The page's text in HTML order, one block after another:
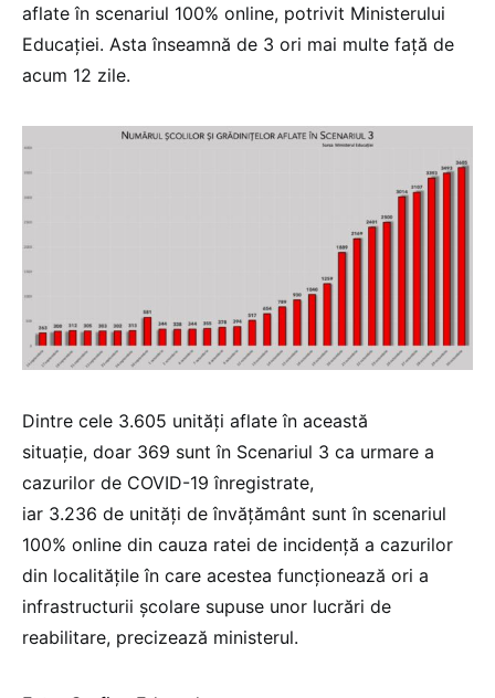
aflate în scenariul 100% online, potrivit Ministerului
Educației. Asta înseamnă de 3 ori mai multe față de
acum 12 zile.
Dintre cele 3.605 unități aflate în această
situație, doar 369 sunt în Scenariul 3 ca urmare a
cazurilor de COVID-19 înregistrate,
iar 3.236 de unități de învățământ sunt în scenariul
100% online din cauza ratei de incidență a cazurilor
din localitățile în care acestea funcționează ori a
infrastructurii școlare supuse unor lucrări de
reabilitare, precizează ministerul.